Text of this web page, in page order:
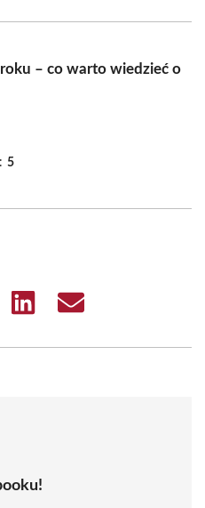
– co warto wiedzieć o
5
Share
Share